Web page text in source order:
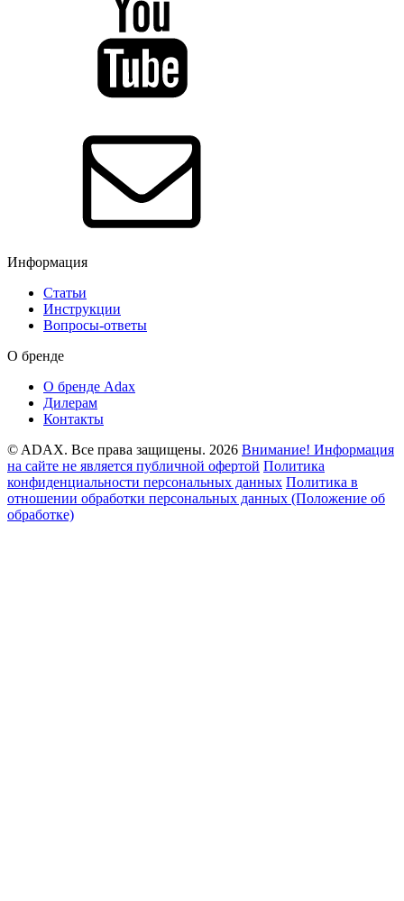
Информация
Статьи
Инструкции
Вопросы-ответы
О бренде
О бренде Adax
Дилерам
Контакты
© ADAX. Все права защищены. 2026 Внимание! Информация
на сайте не является публичной офертой Политика
конфиденциальности персональных данных Политика в
отношении обработки персональных данных (Положение об
обработке)